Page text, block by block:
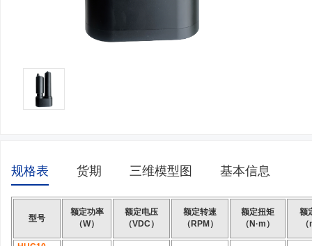
规格表 货期 三维模型图 基本信息
型号
额定功率
（W）
额定电压
（VDC）
额定转速
（RPM）
额定扭矩
（N·m）
额